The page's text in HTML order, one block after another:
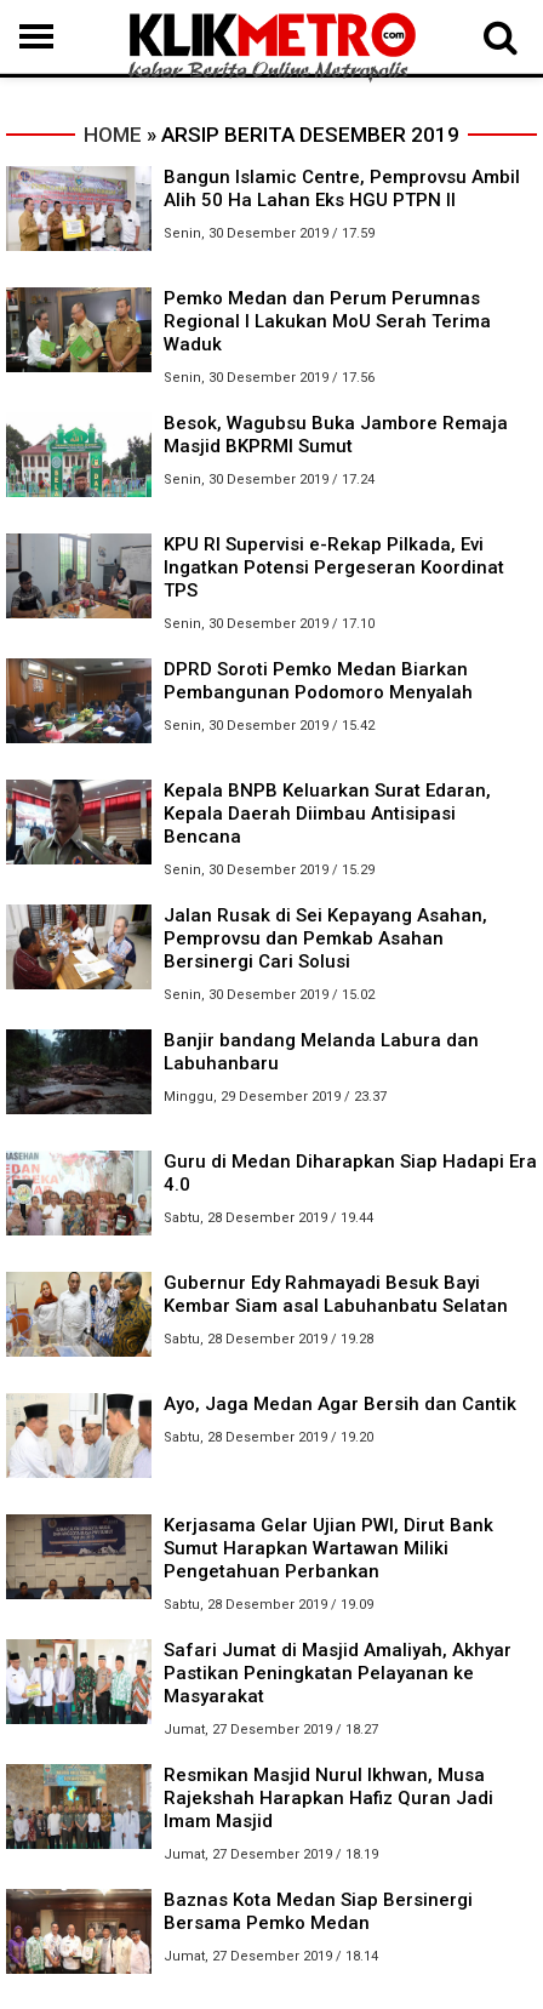
MEDAN LANGKAT DAIRI SAMOSIR TAPUT BATUBARA DELISERDANG
HOME » ARSIP BERITA DESEMBER 2019
Bangun Islamic Centre, Pemprovsu Ambil
Alih 50 Ha Lahan Eks HGU PTPN II
Senin, 30 Desember 2019 / 17.59
Pemko Medan dan Perum Perumnas
Regional I Lakukan MoU Serah Terima
Waduk
Senin, 30 Desember 2019 / 17.56
Besok, Wagubsu Buka Jambore Remaja
Masjid BKPRMI Sumut
Senin, 30 Desember 2019 / 17.24
KPU RI Supervisi e-Rekap Pilkada, Evi
Ingatkan Potensi Pergeseran Koordinat
TPS
Senin, 30 Desember 2019 / 17.10
DPRD Soroti Pemko Medan Biarkan
Pembangunan Podomoro Menyalah
Senin, 30 Desember 2019 / 15.42
Kepala BNPB Keluarkan Surat Edaran,
Kepala Daerah Diimbau Antisipasi
Bencana
Senin, 30 Desember 2019 / 15.29
Jalan Rusak di Sei Kepayang Asahan,
Pemprovsu dan Pemkab Asahan
Bersinergi Cari Solusi
Senin, 30 Desember 2019 / 15.02
Banjir bandang Melanda Labura dan
Labuhanbaru
Minggu, 29 Desember 2019 / 23.37
Guru di Medan Diharapkan Siap Hadapi Era
4.0
Sabtu, 28 Desember 2019 / 19.44
Gubernur Edy Rahmayadi Besuk Bayi
Kembar Siam asal Labuhanbatu Selatan
Sabtu, 28 Desember 2019 / 19.28
Ayo, Jaga Medan Agar Bersih dan Cantik
Sabtu, 28 Desember 2019 / 19.20
Kerjasama Gelar Ujian PWI, Dirut Bank
Sumut Harapkan Wartawan Miliki
Pengetahuan Perbankan
Sabtu, 28 Desember 2019 / 19.09
Safari Jumat di Masjid Amaliyah, Akhyar
Pastikan Peningkatan Pelayanan ke
Masyarakat
Jumat, 27 Desember 2019 / 18.27
Resmikan Masjid Nurul Ikhwan, Musa
Rajekshah Harapkan Hafiz Quran Jadi
Imam Masjid
Jumat, 27 Desember 2019 / 18.19
Baznas Kota Medan Siap Bersinergi
Bersama Pemko Medan
Jumat, 27 Desember 2019 / 18.14